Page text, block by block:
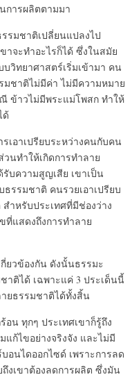
การผลิตตามมา
รมชาติเปลี่ยนแปลงไป
จะทำอะไรก็ได้ ซึ่งในสมัย
วิทยาศาสตร์เริ่มเข้ามา คน
มชาติไม่มีค่า ไม่มีความหมาย
ข้าวไม่มีพระแม่โพสก ทำให้
ด้
เอาเปรียบระหว่างคนกับคน
นทำให้เกิดการทำลาย
รับความสูญเสีย เขาเป็น
ธรรมชาติ คนรวยเอาเปรียบ
ำหรับประเทศที่มีช่องว่าง
ที่แสดงถึงการทำลาย
กี่ยวข้องกัน ดังนั้นธรรมะ
าติได้ เฉพาะแค่ 3 ประเด็นนี้
ยธรรมชาติได้ทั้งสิ้น
อน ทุกๆ ประเทศเขาก็รู้ถึง
ก้ไขอย่างจริงจัง และไม่มี
อนไดออกไซด์ เพราะการลด
งเขาต้องลดการผลิต ซึ่งมัน